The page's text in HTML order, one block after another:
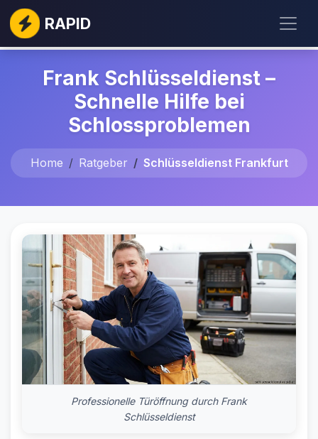
RAPID
Frank Schlüsseldienst –
Schnelle Hilfe bei
Schlossproblemen
Home Ratgeber Schlüsseldienst Frankfurt
Professionelle Türöffnung durch Frank
Schlüsseldienst